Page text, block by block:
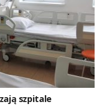
szpitale